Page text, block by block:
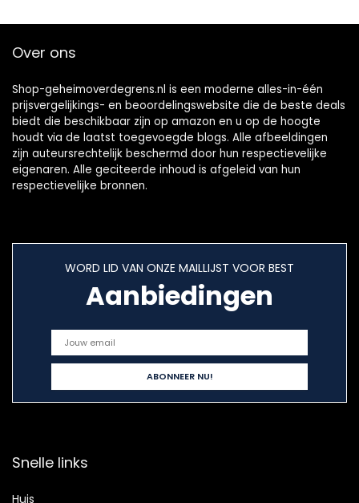
Over ons
Shop-geheimoverdegrens.nl is een moderne alles-in-één
prijsvergelijkings- en beoordelingswebsite die de beste deals
biedt die beschikbaar zijn op amazon en u op de hoogte
houdt via de laatst toegevoegde blogs. Alle afbeeldingen
zijn auteursrechtelijk beschermd door hun respectievelijke
eigenaren. Alle geciteerde inhoud is afgeleid van hun
respectievelijke bronnen.
WORD LID VAN ONZE MAILLIJST VOOR BEST
Aanbiedingen
Snelle links
Huis